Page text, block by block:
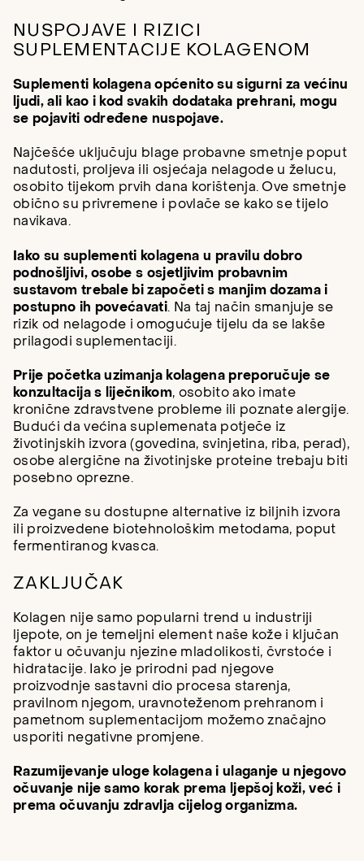
NUSPOJAVE I RIZICI
SUPLEMENTACIJE KOLAGENOM
Suplementi kolagena općenito su sigurni za većinu
ljudi, ali kao i kod svakih dodataka prehrani, mogu
se pojaviti određene nuspojave.
Najčešće uključuju blage probavne smetnje poput
nadutosti, proljeva ili osjećaja nelagode u želucu,
osobito tijekom prvih dana korištenja. Ove smetnje
obično su privremene i povlače se kako se tijelo
navikava.
Iako su suplementi kolagena u pravilu dobro
podnošljivi, osobe s osjetljivim probavnim
sustavom trebale bi započeti s manjim dozama i
postupno ih povećavati. Na taj način smanjuje se
rizik od nelagode i omogućuje tijelu da se lakše
prilagodi suplementaciji.
Prije početka uzimanja kolagena preporučuje se
konzultacija s liječnikom, osobito ako imate
kronične zdravstvene probleme ili poznate alergije.
Budući da većina suplemenata potječe iz
životinjskih izvora (govedina, svinjetina, riba, perad),
osobe alergične na životinjske proteine trebaju biti
posebno oprezne.
Za vegane su dostupne alternative iz biljnih izvora
ili proizvedene biotehnološkim metodama, poput
fermentiranog kvasca.
ZAKLJUČAK
Kolagen nije samo popularni trend u industriji
ljepote, on je temeljni element naše kože i ključan
faktor u očuvanju njezine mladolikosti, čvrstoće i
hidratacije. Iako je prirodni pad njegove
proizvodnje sastavni dio procesa starenja,
pravilnom njegom, uravnoteženom prehranom i
pametnom suplementacijom možemo značajno
usporiti negativne promjene.
Razumijevanje uloge kolagena i ulaganje u njegovo
očuvanje nije samo korak prema ljepšoj koži, već i
prema očuvanju zdravlja cijelog organizma.